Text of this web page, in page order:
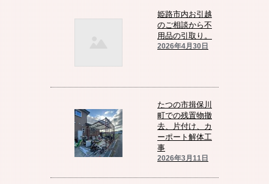
姫路市内お引越
のご相談から不
用品の引取り。
2026年4月30日
たつの市揖保川
町での残置物撤
去、片付け、カ
ーポート解体工
事
2026年3月11日